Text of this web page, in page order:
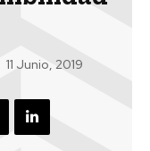
11 Junio, 2019